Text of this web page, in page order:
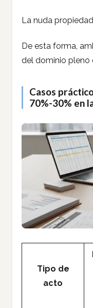
La nuda
De esta forma,
del dominio pleno
Casos
70%-30% en
Tipo de
acto